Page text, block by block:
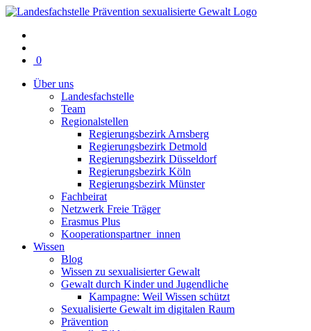
0Warenkorb
0
Artikel(n)
Über uns
Landesfachstelle
Team
Regionalstellen
Regierungsbezirk Arnsberg
Regierungsbezirk Detmold
Regierungsbezirk Düsseldorf
Regierungsbezirk Köln
Regierungsbezirk Münster
Fachbeirat
Netzwerk Freie Träger
Erasmus Plus
Kooperationspartner_innen
Wissen
Blog
Wissen zu sexualisierter Gewalt
Gewalt durch Kinder und Jugendliche
Kampagne: Weil Wissen schützt
Sexualisierte Gewalt im digitalen Raum
Prävention